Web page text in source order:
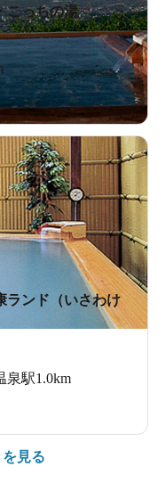
こっちの湯
ランド（いさわけ
泉駅1.0km
見る